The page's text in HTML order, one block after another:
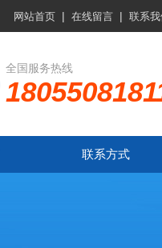
网站首页 | 在线留言 | 联系
全国服务热线
联系方式